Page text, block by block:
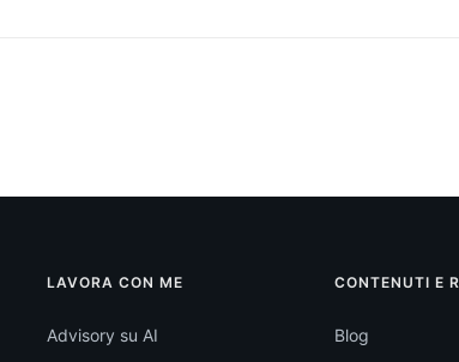
LAVORA CON ME
Advisory su AI
CONTENUTI E
Blog